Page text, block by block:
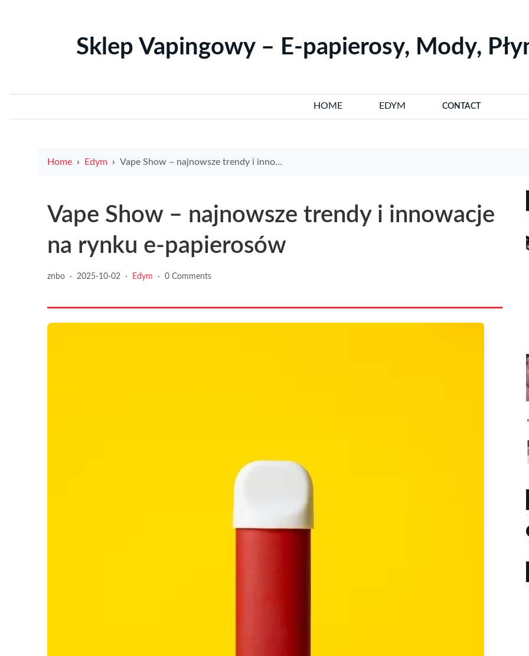
Sklep Vapingowy – E-papierosy, Mody,
HOME EDYM CONTACT
Home Edym Vape Show – najnowsze trendy i innowacje na rynku e-papierosów
Vape Show – najnowsze trendy i innowacje
na rynku e-papierosów
znbo · 2025-10-02 · Edym · 0 Comments